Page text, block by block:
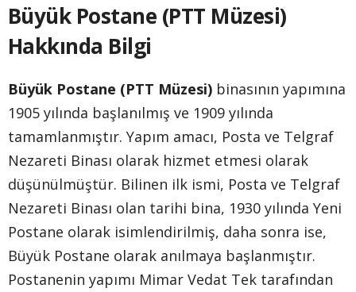
Büyük Postane (PTT Müzesi)
Hakkında Bilgi
Büyük Postane (PTT Müzesi) binasının yapımına
1905 yılında başlanılmış ve 1909 yılında
tamamlanmıştır. Yapım amacı, Posta ve Telgraf
Nezareti Binası olarak hizmet etmesi olarak
düşünülmüştür. Bilinen ilk ismi, Posta ve Telgraf
Nezareti Binası olan tarihi bina, 1930 yılında Yeni
Postane olarak isimlendirilmiş, daha sonra ise,
Büyük Postane olarak anılmaya başlanmıştır.
Postanenin yapımı Mimar Vedat Tek tarafından